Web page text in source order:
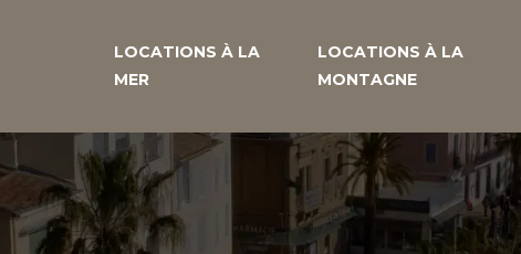
LOCATIONS À LA
MER
LOCATIONS À LA
MONTAGNE